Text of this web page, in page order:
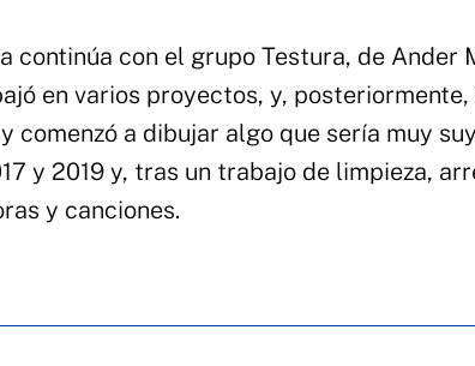
continúa con el grupo Testura, de Ander
en varios proyectos, y,
comenzó a dibujar algo que sería muy
y 2019 y, tras un trabajo de limpieza,
y canciones.